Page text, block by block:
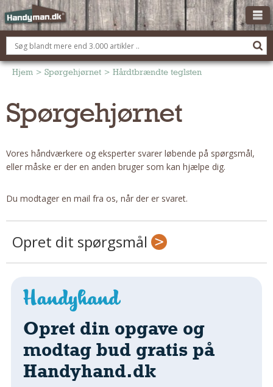
OM HANDYMAN.DK
FÅ 3 TILBUD
BOLIG KØBERÅDGIVNING
Montage Og Nybyg
Reparation Og Vedligehold
Om Materialer
Om Værktøj
Udskiftning Og Montage
Om Materialer
Tips Og Tests
VVS
Montage Og Udskiftning
Reparation Og Vedligehold
Hjem > Spørgehjørnet > Hårdtbrændte teglsten
Spørgehjørnet
Vores håndværkere og eksperter svarer løbende på spørgsmål,
eller måske er der en anden bruger som kan hjælpe dig.
Du modtager en mail fra os, når der er svaret.
Opret dit spørgsmål
Opret din opgave og
modtag bud gratis på
Handyhand.dk